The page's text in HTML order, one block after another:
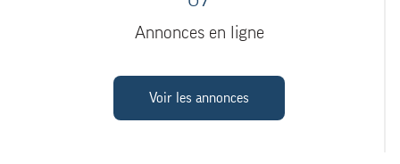
Annonces en ligne
Voir les annonces